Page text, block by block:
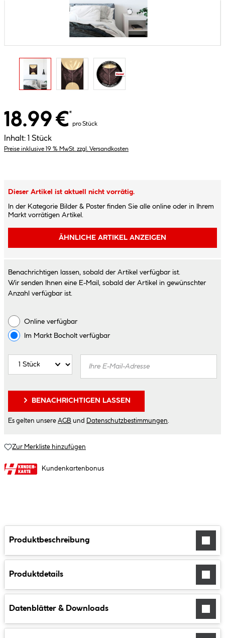
18.99 €*
pro Stück
Inhalt: 1 Stück
Preise inklusive 19 % MwSt. zzgl. Versandkosten
Dieser Artikel ist aktuell nicht vorrätig.
In der Kategorie Bilder & Poster finden Sie alle online oder in Ihrem
Markt vorrätigen Artikel.
ÄHNLICHE ARTIKEL ANZEIGEN
Benachrichtigen lassen, sobald der Artikel verfügbar ist.
Wir senden Ihnen eine E-Mail, sobald der Artikel in gewünschter
Anzahl verfügbar ist.
Online verfügbar
Im Markt Bocholtverfügbar
BENACHRICHTIGEN LASSEN
Es gelten unsere AGB und Datenschutzbestimmungen
Zur Merkliste hinzufügen
Kundenkartenbonus
Produktbeschreibung
Produktdetails
Datenblätter & Downloads